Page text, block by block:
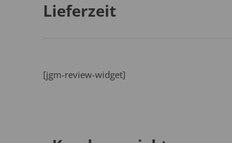
Lieferzeit
[jgm-review-widget]